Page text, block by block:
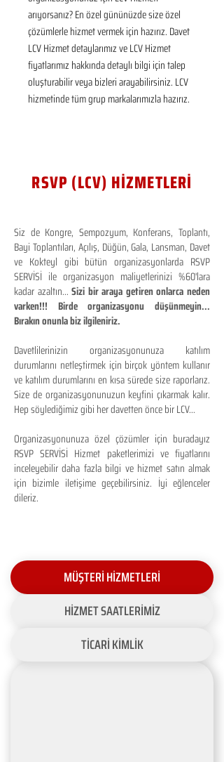
arıyorsanız? En özel gününüzde size özel
çözümlerle hizmet vermek için hazırız. Davet
LCV Hizmet detaylarımız ve LCV Hizmet
fiyatlarımız hakkında detaylı bilgi için talep
oluşturabilir veya bizleri arayabilirsiniz. LCV
hizmetinde tüm grup markalarımızla hazırız.
RSVP (LCV) HİZMETLERİ
Siz de Kongre, Sempozyum, Konferans, Toplantı,
Bayi Toplantıları, Açılış, Düğün, Gala, Lansman, Davet
ve Kokteyl gibi bütün organizasyonlarda RSVP
SERVİSİ ile organizasyon maliyetlerinizi %60'lara
kadar azaltın...Sizi bir araya getiren onlarca neden
varken!!! Birde organizasyonu düşünmeyin...
Bırakın onunla biz ilgileniriz.
Davetlilerinizin organizasyonunuza katılım
durumlarını netleştirmek için birçok yöntem kullanır
ve katılım durumlarını en kısa sürede size raporlarız.
Size de organizasyonunuzun keyfini çıkarmak kalır.
Hep söylediğimiz gibi her davetten önce bir LCV...
Organizasyonunuza özel çözümler için buradayız
RSVP SERVİSİ Hizmet paketlerimizi ve fiyatlarını
inceleyebilir daha fazla bilgi ve hizmet satın almak
için bizimle iletişime geçebilirsiniz. İyi eğlenceler
dileriz.
MÜŞTERİ HİZMETLERİ
HİZMET SAATLERİMİZ
TİCARİ KİMLİK